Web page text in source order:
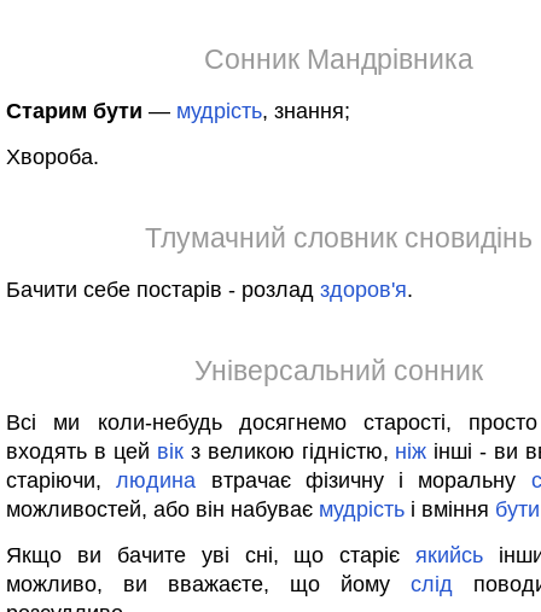
Сонник Мандрівника
Старим бути — мудрість, знання;
Хвороба.
Тлумачний словник сновидінь
Бачити себе постарів - розлад здоров'я.
Універсальний сонник
Всі ми коли-небудь досягнемо старості,
входять в цей вікз великою гідністю, ніж інші - ви
старіючи,людина втрачає фізичну і моральну
можливостей, або він набуває мудрість і вміння бути
Якщо ви бачите уві сні, що старієякийсь
можливо, ви вважаєте, що йому слід